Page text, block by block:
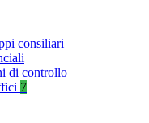
consiliari
di controllo
7